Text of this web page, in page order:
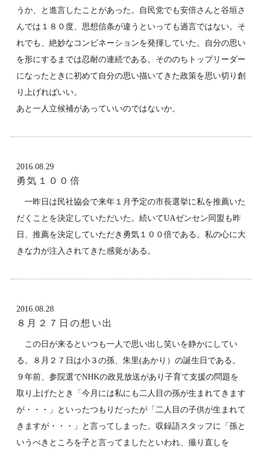
うか、と進言したことがあった。自民党でも安倍さんと谷垣さ
んでは１８０度、思想信条が違うといっても過言ではない。そ
れでも、絶妙なコンビネーションを発揮していた。自分の思い
を形にするまでは忍耐の連続である。そののちトップリーダー
になったときに初めて自分の思い描いてきた政策を思い切り創
り上げればいい。
あと一人立候補があっていいのではないか。
2016.08.29
勇気１００倍
一昨日は民社協会で来年１月予定の市長選挙に私を推薦いた
だくことを決定していただいた。続いてUAゼンセン同盟も昨
日、推薦を決定していただき勇気１００倍である。私の心に大
きな力が注入されてきた感覚がある。
2016.08.28
８月２７日の想い出
この日が来るといつも一人で思い出し笑いを静かにしてい
る。８月２７日は小３の孫、朱里(あかり）の誕生日である。
９年前、参院選でNHKの政見放送があり子育て支援の問題を
取り上げたとき「今月には私にも二人目の孫が生まれてきます
が・・・」といったつもりだったが「二人目の子供が生まれて
きますが・・・」と言ってしまった。収録語スタッフに「孫と
いうべきところを子と言ってましたといわれ、撮り直しを